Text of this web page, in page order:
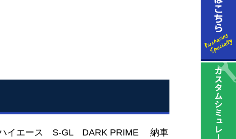
イエース S-GL DARK PRIME 納車